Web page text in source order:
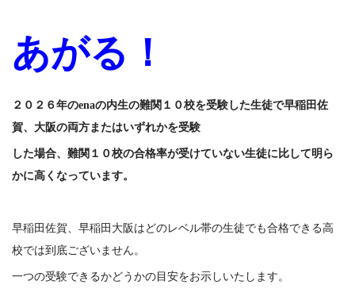
あがる！
２０２６年のenaの内生の難関１０校を受験した生徒で早稲田佐
賀、大阪の両方またはいずれかを受験
した場合、難関１０校の合格率が受けていない生徒に比して明ら
かに高くなっています。
早稲田佐賀、早稲田大阪はどのレベル帯の生徒でも合格できる高
校では到底ございません。
一つの受験できるかどうかの目安をお示しいたします。